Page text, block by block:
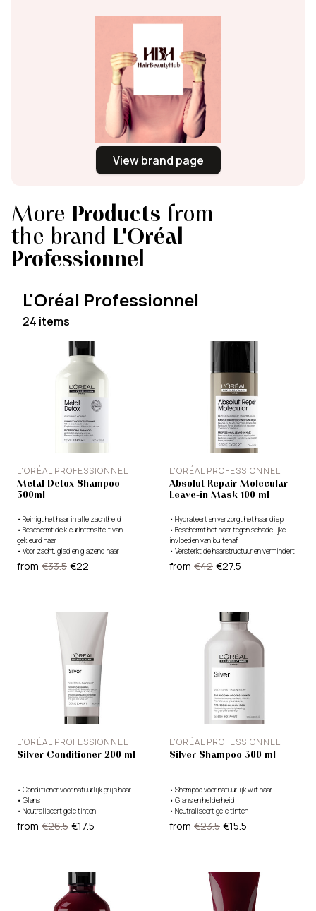
View brand page
More Products from
the brand L'Oréal
Professionnel
L'Oréal Professionnel
24 items
L'ORÉAL PROFESSIONNEL
Metal Detox Shampoo
300ml
• Reinigt het haar in alle zachtheid
• Beschermt de kleurintensiteit van
gekleurd haar
• Voor zacht, glad en glazend haar
from €33.5 €22
L'ORÉAL PROFESSIONNEL
Absolut Repair Molecular
Leave-in Mask 100 ml
• Hydrateert en verzorgt het haar diep
• Beschermt het haar tegen schadelijke
invloeden van buitenaf
• Versterkt de haarstructuur en vermindert
haarbreuk
from €42 €27.5
L'ORÉAL PROFESSIONNEL
Silver Conditioner 200 ml
• Conditioner voor natuurlijk grijs haar
• Glans
• Neutraliseert gele tinten
from €26.5 €17.5
L'ORÉAL PROFESSIONNEL
Silver Shampoo 300 ml
• Shampoo voor natuurlijk wit haar
• Glans en helderheid
• Neutraliseert gele tinten
from €23.5 €15.5